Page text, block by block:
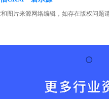
图片来源网络编辑，如存在版权问题